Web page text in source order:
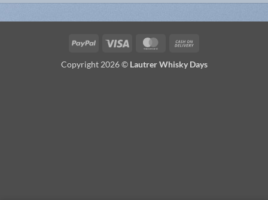
PayPal Visa MasterCard
Delivery
Copyright 2026 © Lautrer Whisky Days